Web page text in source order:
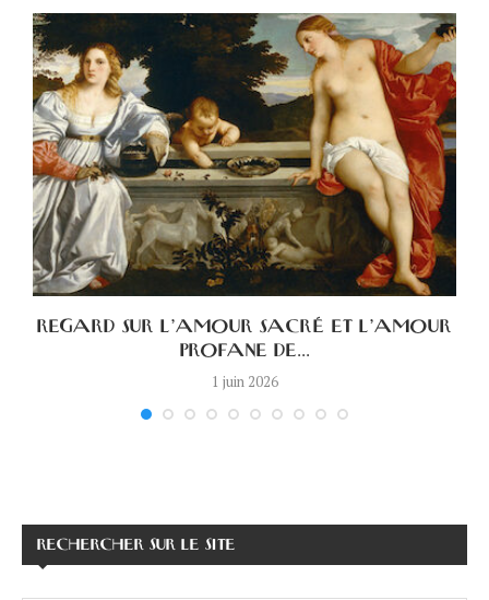
REGARD SUR L’AMOUR SACRÉ ET L’AMOUR
PROFANE DE...
1 juin 2026
RECHERCHER SUR LE SITE